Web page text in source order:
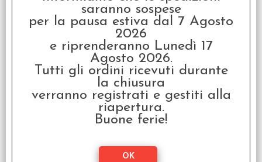
€59,99
Nero-Blu/Oro
SCONTO 20%
saranno sospese
per la pausa estiva dal 7 Agosto
2026
e riprenderanno Lunedì 17
Agosto 2026.
Tutti gli ordini ricevuti durante
la chiusura
verranno registrati e gestiti alla
riapertura.
Buone ferie!